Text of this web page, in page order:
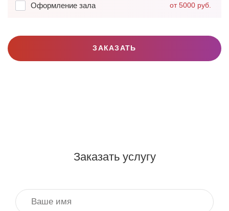
Оформление зала от 5000 руб.
ЗАКАЗАТЬ
Заказать услугу